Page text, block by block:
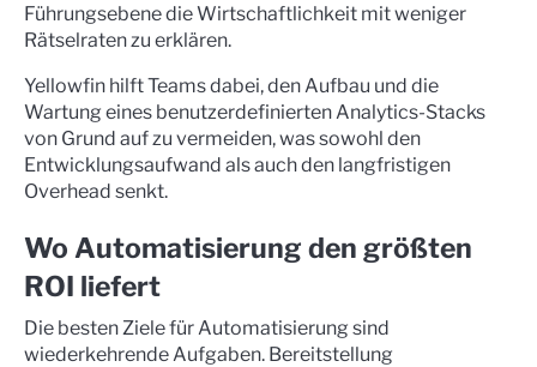
Führungsebene die Wirtschaftlichkeit mit weniger
Rätselraten zu erklären.
Yellowfin hilft Teams dabei, den Aufbau und die
Wartung eines benutzerdefinierten Analytics-Stacks
von Grund auf zu vermeiden, was sowohl den
Entwicklungsaufwand als auch den langfristigen
Overhead senkt.
Wo Automatisierung den größten
ROI liefert
Die besten Ziele für Automatisierung sind
wiederkehrende Aufgaben. Bereitstellung